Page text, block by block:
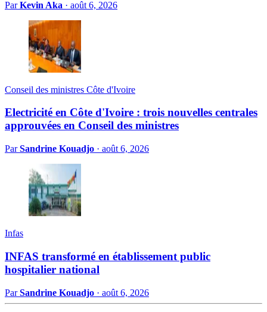
ParKevin Aka · août 6, 2026
Conseil des ministres Côte d'Ivoire
Electricité en Côte d'Ivoire : trois nouvelles centrales
approuvées en Conseil des ministres
ParSandrine Kouadjo · août 6, 2026
Infas
INFAS transformé en établissement public
hospitalier national
ParSandrine Kouadjo · août 6, 2026